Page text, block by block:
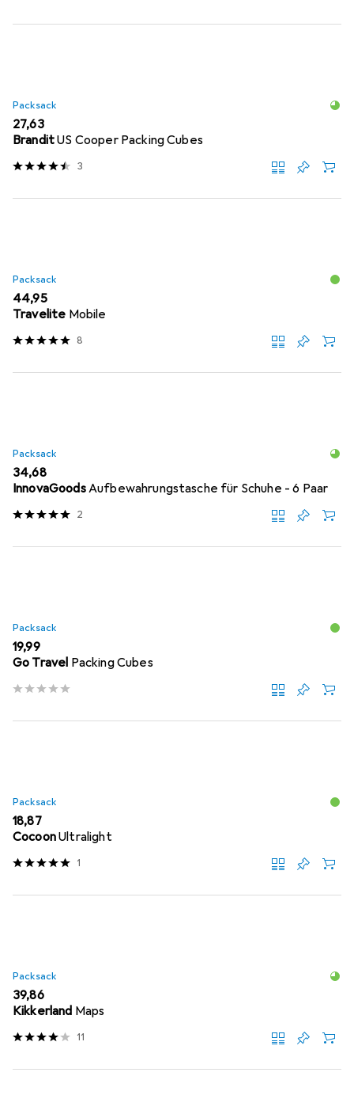
Packsack
EUR
27,63
BranditUS Cooper Packing Cubes
3
Packsack
EUR
44,95
Travelite Mobile
8
Packsack
EUR
34,68
InnovaGoodsAufbewahrungstasche für Schuhe - 6 Paar
2
Packsack
EUR
19,99
Go Travel Packing Cubes
Packsack
EUR
18,87
CocoonUltralight
1
Packsack
EUR
39,86
Kikkerland Maps
11